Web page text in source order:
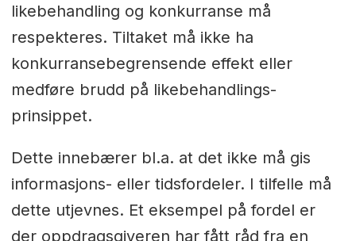
likebehandling og konkurranse må
respekteres. Tiltaket må ikke ha
konkurransebegrensende effekt eller
medføre brudd på likebehandlings-
prinsippet.
Dette innebærer bl.a. at det ikke må gis
informasjons- eller tidsfordeler. I tilfelle må
dette utjevnes. Et eksempel på fordel er
der oppdragsgiveren har fått råd fra en